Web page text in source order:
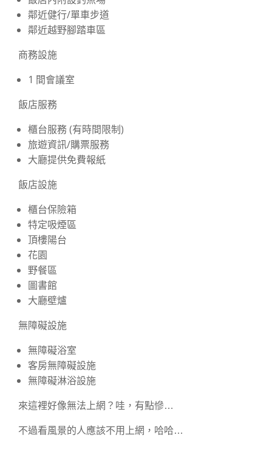
鄰近健行/單車步道
鄰近越野腳踏車區
商務設施
1 間會議室
飯店服務
櫃台服務 (有時間限制)
旅遊資訊/購票服務
大廳提供免費報紙
飯店設施
櫃台保險箱
特定吸煙區
頂樓陽台
花園
野餐區
圖書館
大廳壁爐
無障礙設施
無障礙浴室
客房無障礙設施
無障礙淋浴設施
來這裡好像無法上網？哇，有點慘…
不過看風景的人應該不用上網，哈哈…